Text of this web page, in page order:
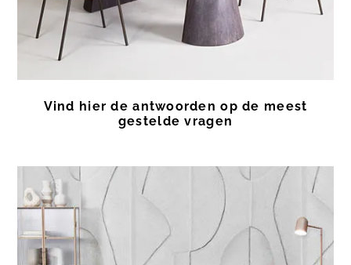
Vind hier de antwoorden op de meest
gestelde vragen